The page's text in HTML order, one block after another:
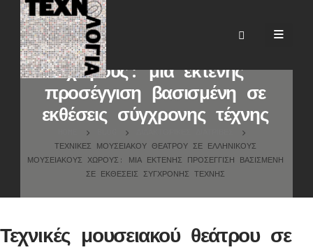
Τεχνικές μουσειακού θεάτρου
σε ελληνικούς μουσειακούς
χώρους: μία εκτενής
προσέγγιση βασισμένη σε
εκθέσεις σύγχρονης τέχνης
ΤΕΧΝΙΚΈΣ ΜΟΥΣΕΙΑΚΟΎ ΘΕΆΤΡΟΥ ΣΕ ΕΛΛΗΝΙΚΟΎΣ
ΜΟΥΣΕΙΑΚΟΎΣ ΧΏΡΟΥΣ: ΜΊΑ ΕΚΤΕΝΉΣ ΠΡΟΣΈΓΓΙΣΗ ΒΑΣΙΣΜΈΝΗ
ΣΕ ΕΚΘΈΣΕΙΣ ΣΎΓΧΡΟΝΗΣ ΤΈΧΝΗΣ
Τεχνικές μουσειακού θεάτρου σε